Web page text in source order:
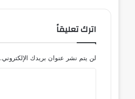
اترك تعليقاً
لن يتم نشر عنوان بريدك الإلكتروني.